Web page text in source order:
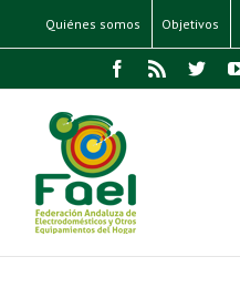
Quiénes somos Objetivos